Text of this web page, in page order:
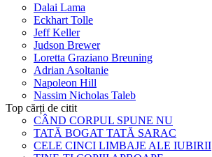
Dalai Lama
Eckhart Tolle
Jeff Keller
Judson Brewer
Loretta Graziano Breuning
Adrian Asoltanie
Napoleon Hill
Nassim Nicholas Taleb
Top cărți de citit
CÂND CORPUL SPUNE NU
TATĂ BOGAT TATĂ SARAC
CELE CINCI LIMBAJE ALE IUBIRII